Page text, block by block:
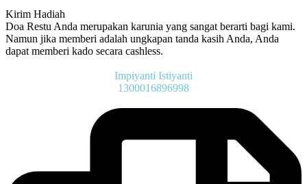
Kirim Hadiah
Doa Restu Anda merupakan karunia yang sangat berarti bagi kami.
Namun jika memberi adalah ungkapan tanda kasih Anda, Anda
dapat memberi kado secara cashless.
Impiyanti Istiyanti
1300016896998